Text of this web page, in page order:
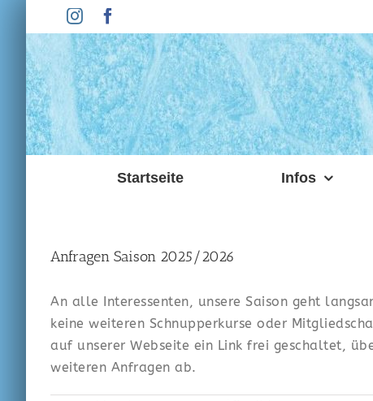
Inhalt
springen
Instagram
Startseite Infos
Anfragen Saison 2025/2026
An alle Interessenten, unsere Saison geht
keine weiteren Schnupperkurse oder
auf unserer Webseite ein Link frei geschaltet,
weiteren Anfragen ab.